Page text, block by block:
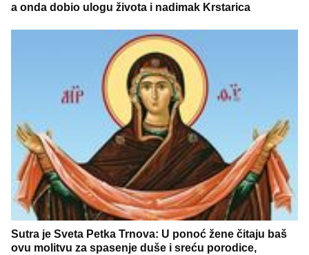
a onda dobio ulogu života i nadimak Krstarica
Sutra je Sveta Petka Trnova: U ponoć žene čitaju baš
ovu molitvu za spasenje duše i sreću porodice,